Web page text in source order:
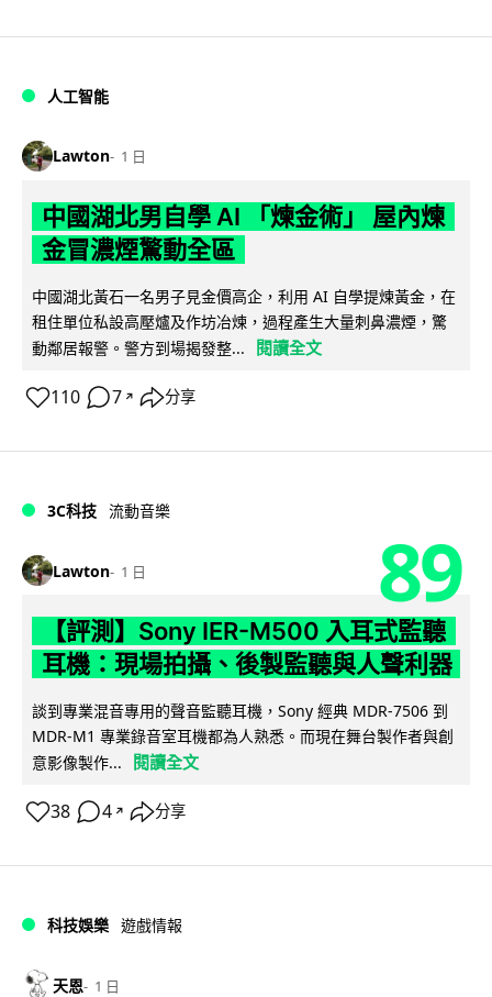
人工智能
Lawton 1 日
中國湖北男自學 AI 「煉金術」 屋內煉
金冒濃煙驚動全區
中國湖北黃石一名男子見金價高企，利用 AI 自學提煉黃金，在
租住單位私設高壓爐及作坊冶煉，過程產生大量刺鼻濃煙，驚
動鄰居報警。警方到場揭發整...
閱讀全文
110 7 ↗ 分享
3C科技 流動音樂
Lawton 1 日 89
【評測】Sony IER-M500 入耳式監聽
耳機：現場拍攝、後製監聽與人聲利器
談到專業混音專用的聲音監聽耳機，Sony 經典 MDR-7506 到
MDR-M1 專業錄音室耳機都為人熟悉。而現在舞台製作者與創
意影像製作...
閱讀全文
38 4 ↗ 分享
科技娛樂 遊戲情報
天恩 1 日